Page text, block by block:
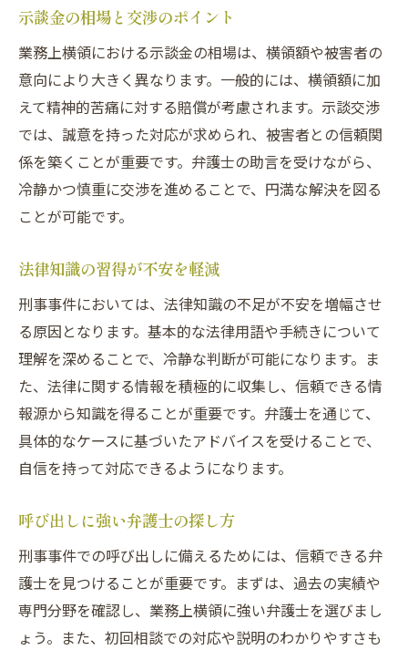
示談金の相場と交渉のポイント
業務上横領における示談金の相場は、横領額や被害者の
意向により大きく異なります。一般的には、横領額に加
えて精神的苦痛に対する賠償が考慮されます。示談交渉
では、誠意を持った対応が求められ、被害者との信頼関
係を築くことが重要です。弁護士の助言を受けながら、
冷静かつ慎重に交渉を進めることで、円満な解決を図る
ことが可能です。
法律知識の習得が不安を軽減
刑事事件においては、法律知識の不足が不安を増幅させ
る原因となります。基本的な法律用語や手続きについて
理解を深めることで、冷静な判断が可能になります。ま
た、法律に関する情報を積極的に収集し、信頼できる情
報源から知識を得ることが重要です。弁護士を通じて、
具体的なケースに基づいたアドバイスを受けることで、
自信を持って対応できるようになります。
呼び出しに強い弁護士の探し方
刑事事件での呼び出しに備えるためには、信頼できる弁
護士を見つけることが重要です。まずは、過去の実績や
専門分野を確認し、業務上横領に強い弁護士を選びまし
ょう。また、初回相談での対応や説明のわかりやすさも